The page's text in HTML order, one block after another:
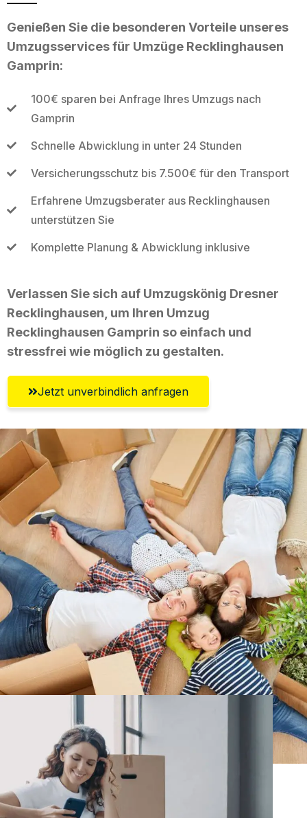
Genießen Sie die besonderen Vorteile unseres
Umzugsservices für Umzüge Recklinghausen
Gamprin:
100€ sparen bei Anfrage Ihres Umzugs nach
Gamprin
Schnelle Abwicklung in unter 24 Stunden
Versicherungsschutz bis 7.500€ für den Transport
Erfahrene Umzugsberater aus Recklinghausen
unterstützen Sie
Komplette Planung & Abwicklung inklusive
Verlassen Sie sich auf Umzugskönig Dresner
Recklinghausen, um Ihren Umzug
Recklinghausen Gamprin so einfach und
stressfrei wie möglich zu gestalten.
Jetzt unverbindlich anfragen